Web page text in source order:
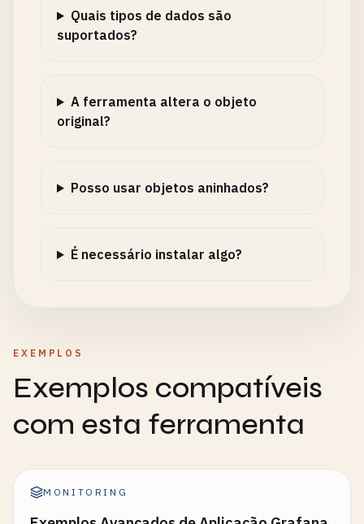
Quais tipos de dados são
suportados?
A ferramenta altera o objeto
original?
Posso usar objetos aninhados?
É necessário instalar algo?
EXEMPLOS
Exemplos compatíveis
com esta ferramenta
MONITORING